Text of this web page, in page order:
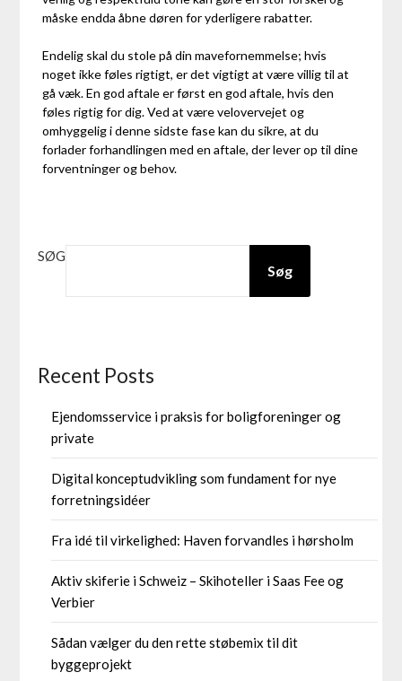
måske endda åbne døren for yderligere rabatter.
Endelig skal du stole på din mavefornemmelse; hvis
noget ikke føles rigtigt, er det vigtigt at være villig til at
gå væk. En god aftale er først en god aftale, hvis den
føles rigtig for dig. Ved at være velovervejet og
omhyggelig i denne sidste fase kan du sikre, at du
forlader forhandlingen med en aftale, der lever op til dine
forventninger og behov.
SØG
Søg
Recent Posts
Ejendomsservice i praksis for boligforeninger og
private
Digital konceptudvikling som fundament for nye
forretningsidéer
Fra idé til virkelighed: Haven forvandles i hørsholm
Aktiv skiferie i Schweiz – Skihoteller i Saas Fee og
Verbier
Sådan vælger du den rette støbemix til dit
byggeprojekt